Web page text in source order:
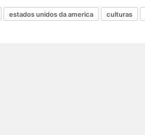
estados unidos da america culturas